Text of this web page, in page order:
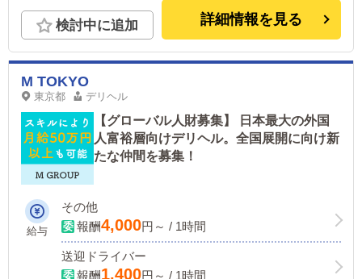
検討中に追加 詳細情報を見る
M TOKYO
東京都 デリヘル
【グローバル人財募集】 日本最大の外国
人富裕層向けデリヘル。全国展開に向け新
たな仲間を募集！
給与
その他
報酬4,000円～ / 1時間
送迎ドライバー
報酬1,400円～ / 1時間